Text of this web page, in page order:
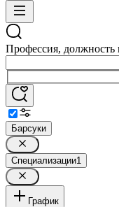
Профессия, должность
Барсуки
Специализации1
График